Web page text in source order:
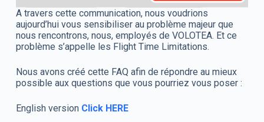
A travers cette communication, nous voudrions
aujourd’hui vous sensibiliser au problème majeur que
nous rencontrons, nous, employés de VOLOTEA. Et ce
problème s’appelle les Flight Time Limitations.
Nous avons créé cette FAQ afin de répondre au mieux
possible aux questions que vous pourriez vous poser :
English version Click HERE